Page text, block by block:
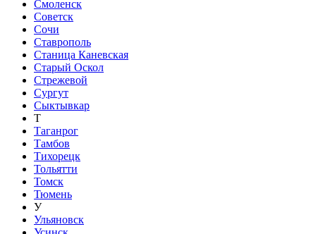
Смоленск
Советск
Сочи
Ставрополь
Станица Каневская
Старый Оскол
Стрежевой
Сургут
Сыктывкар
Т
Таганрог
Тамбов
Тихорецк
Тольятти
Томск
Тюмень
У
Ульяновск